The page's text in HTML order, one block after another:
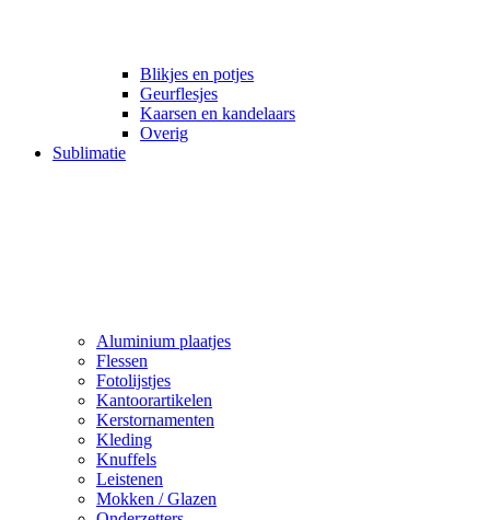
Blikjes en potjes
Geurflesjes
Kaarsen en kandelaars
Overig
Sublimatie
Aluminium plaatjes
Flessen
Fotolijstjes
Kantoorartikelen
Kerstornamenten
Kleding
Knuffels
Leistenen
Mokken / Glazen